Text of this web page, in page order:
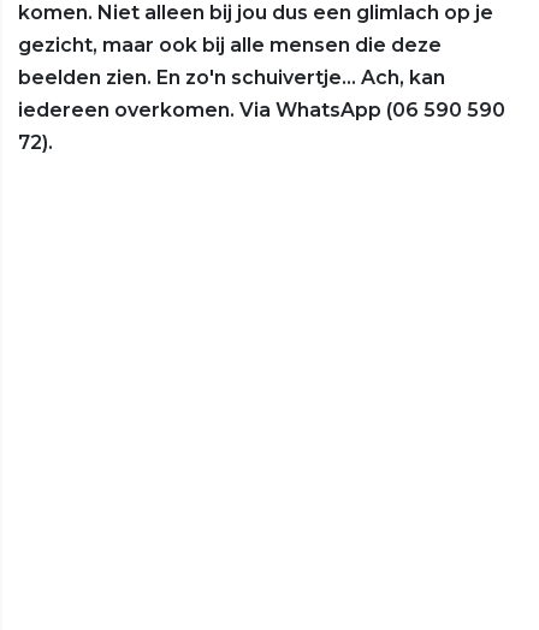
komen. Niet alleen bij jou dus een glimlach op je
gezicht, maar ook bij alle mensen die deze
beelden zien. En zo'n schuivertje... Ach, kan
iedereen overkomen. Via WhatsApp (06 590 590
72).